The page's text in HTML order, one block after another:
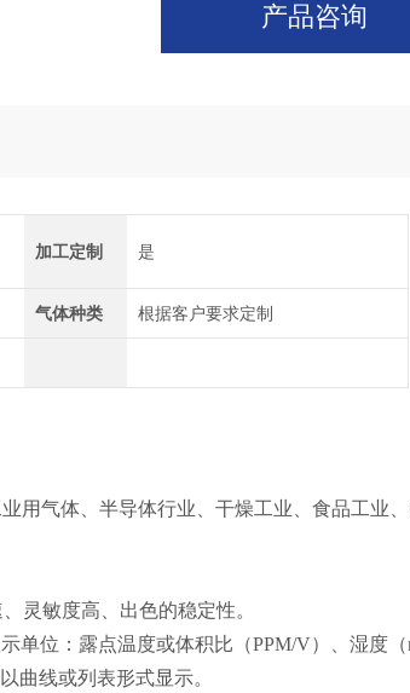
产品咨询
加工定制 是
气体种类 根据客户要求定制
用气体、半导体行业、干燥工业、食品工业
灵敏度高、出色的稳定性。
单位：露点温度或体积比（PPM/V）、湿度（
曲线或列表形式显示。